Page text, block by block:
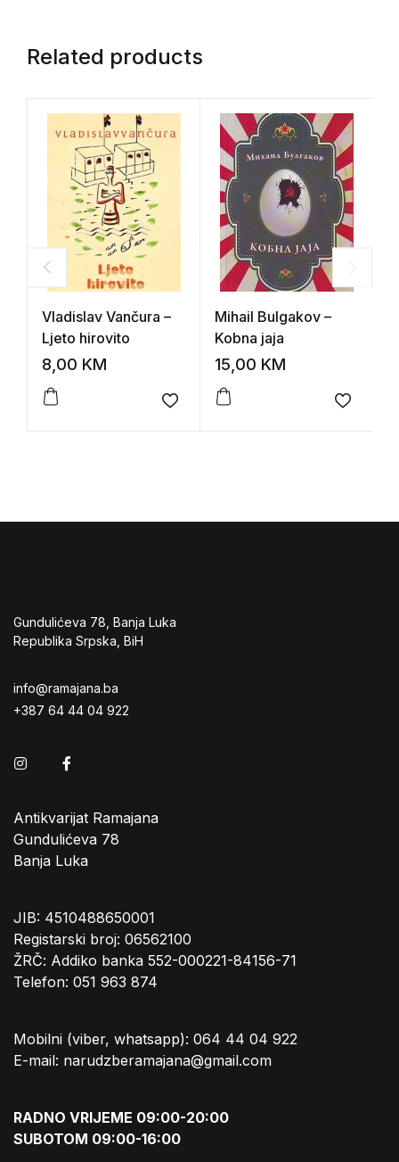
Related products
Vladislav Vančura –
Ljeto hirovito
8,00 KM
Add to wishlist
Mihail Bulgakov –
Kobna jaja
15,00 KM
Add to
Gundulićeva 78, Banja Luka
Republika Srpska, BiH
info@ramajana.ba
+387 64 44 04 922
Instagram
Antikvarijat Ramajana
Gundulićeva 78
Banja Luka
JIB: 4510488650001
Registarski broj: 06562100
ŽRČ: Addiko banka 552-000221-84156-71
Telefon: 051 963 874
Mobilni (viber, whatsapp): 064 44 04 922
E-mail: narudzberamajana@gmail.com
RADNO VRIJEME 09:00-20:00
SUBOTOM 09:00-16:00